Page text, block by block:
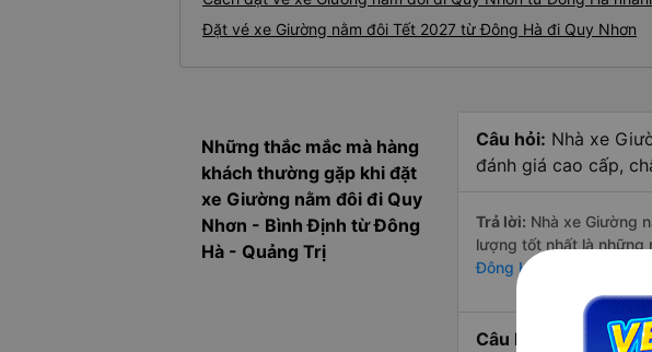
Đặt vé xe Giường nằm đôi Tết 2027 từ Đông Hà đi Quy Nhơn
Những thắc mắc mà hàng
khách thường gặp khi đặt
xe Giường nằm đôi đi Quy
Nhơn - Bình Định từ Đông
Hà - Quảng Trị
Câu hỏi: Nhà xe
đánh giá cao cấp,
Trả lời: Nhà xe Giường
lượng tốt nhất là những
Đông Hà - Quảng Trị
Câu hỏi:
Hãng Xe